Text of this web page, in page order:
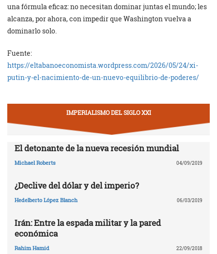
una fórmula eficaz: no necesitan dominar juntas el mundo; les
alcanza, por ahora, con impedir que Washington vuelva a
dominarlo solo.
Fuente:
https://eltabanoeconomista.wordpress.com/2026/05/24/xi-
putin-y-el-nacimiento-de-un-nuevo-equilibrio-de-poderes/
IMPERIALISMO DEL SIGLO XXI
El detonante de la nueva recesión mundial
Michael Roberts 04/09/2019
¿Declive del dólar y del imperio?
Hedelberto López Blanch 06/03/2019
Irán: Entre la espada militar y la pared
económica
Rahim Hamid 22/09/2018